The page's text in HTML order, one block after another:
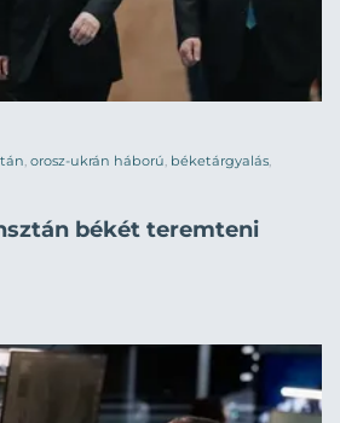
, orosz-ukrán háború, béketárgyalás,
békét teremteni